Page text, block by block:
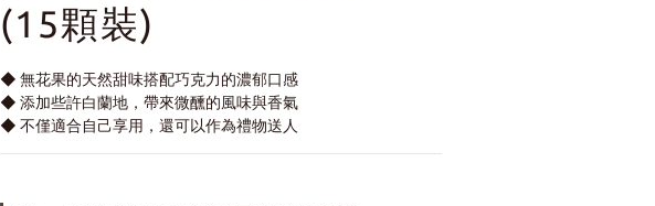
(15顆裝)
◆ 無花果的天然甜味搭配巧克力的濃郁口感
◆ 添加些許白蘭地，帶來微醺的風味與香氣
◆ 不僅適合自己享用，還可以作為禮物送人